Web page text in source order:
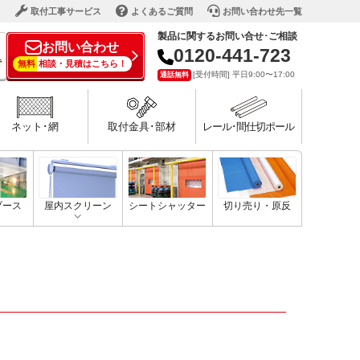
取付工事サービス よくあるご質問 お問い合わせ先一覧
お問い合わせ
無料 相談・見積はこちら！
製品に関するお問い合せ･ご相談
0120-441-723
通話無料 [受付時間] 平日9:00〜17:00
ネット･網 取付金具･部材 レール･間仕切ポール
ス 屋内スクリーン シートシャッター 切り売り・原反